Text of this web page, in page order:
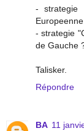
- strategie
- strategie
de Gauche
Talisker.
Répondre
BA 11